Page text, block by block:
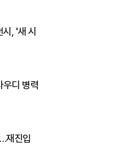
, '새 시
우디 병력
재진입